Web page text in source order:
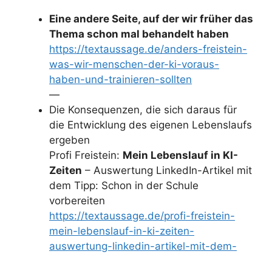
Eine andere Seite, auf der wir früher das
Thema schon mal behandelt haben
https://textaussage.de/anders-freistein-
was-wir-menschen-der-ki-voraus-
haben-und-trainieren-sollten
—
Die Konsequenzen, die sich daraus für
die Entwicklung des eigenen Lebenslaufs
ergeben
Profi Freistein: Mein Lebenslauf in KI-
Zeiten – Auswertung LinkedIn-Artikel mit
dem Tipp: Schon in der Schule
vorbereiten
https://textaussage.de/profi-freistein-
mein-lebenslauf-in-ki-zeiten-
auswertung-linkedin-artikel-mit-dem-